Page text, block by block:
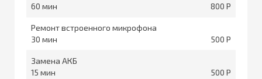
60
800
Ремонт встроенного микрофона
30
500
Замена АКБ
15
500